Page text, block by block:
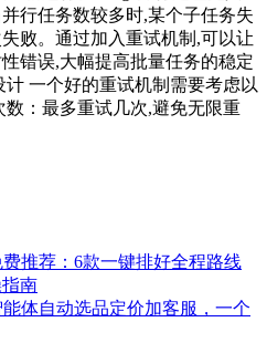
行任务数较多时,某个子任务失
败。通过加入重试机制,可以让
错误,大幅提高批量任务的稳定
一个好的重试机制需要考虑以
：最多重试几次,避免无限重
推荐：6款一键排好全程路线
南
体自动选品定价加客服，一个